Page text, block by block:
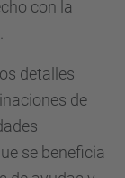
con la
detalles
de
se beneficia